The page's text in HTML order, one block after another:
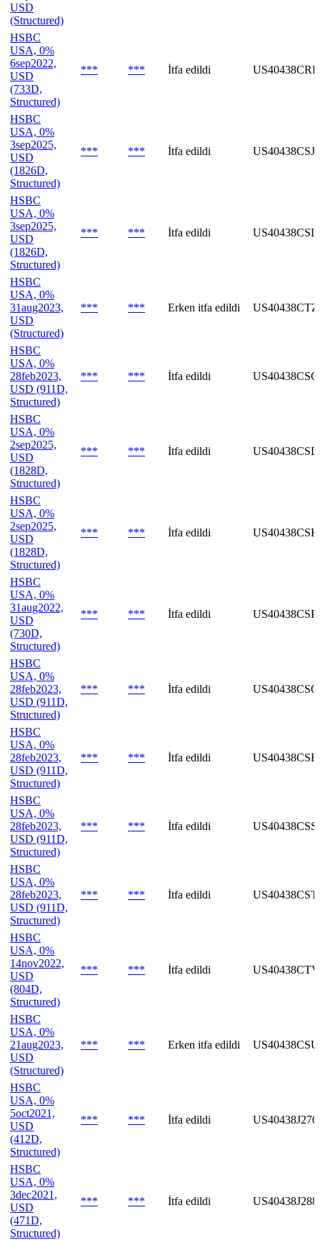
USD
(Structured)
HSBC
USA, 0%
6sep2022,
USD
(733D,
Structured)
*** *** İtfa edildi
HSBC
USA, 0%
3sep2025,
USD
(1826D,
Structured)
*** *** İtfa edildi
HSBC
USA, 0%
3sep2025,
USD
(1826D,
Structured)
*** *** İtfa edildi
HSBC
USA, 0%
31aug2023,
USD
(Structured)
*** *** Erken itfa edildi
HSBC
USA, 0%
28feb2023,
USD (911D,
Structured)
*** *** İtfa edildi
HSBC
USA, 0%
2sep2025,
USD
(1828D,
Structured)
*** *** İtfa edildi
HSBC
USA, 0%
2sep2025,
USD
(1828D,
Structured)
*** *** İtfa edildi
HSBC
USA, 0%
31aug2022,
USD
(730D,
Structured)
*** *** İtfa edildi
HSBC
USA, 0%
28feb2023,
USD (911D,
Structured)
*** *** İtfa edildi
HSBC
USA, 0%
28feb2023,
USD (911D,
Structured)
*** *** İtfa edildi
HSBC
USA, 0%
28feb2023,
USD (911D,
Structured)
*** *** İtfa edildi
HSBC
USA, 0%
28feb2023,
USD (911D,
Structured)
*** *** İtfa edildi
HSBC
USA, 0%
14nov2022,
USD
(804D,
Structured)
*** *** İtfa edildi
HSBC
USA, 0%
21aug2023,
USD
(Structured)
*** *** Erken itfa edildi
HSBC
USA, 0%
5oct2021,
USD
(412D,
Structured)
*** *** İtfa edildi
HSBC
USA, 0%
3dec2021,
USD
(471D,
Structured)
*** *** İtfa edildi